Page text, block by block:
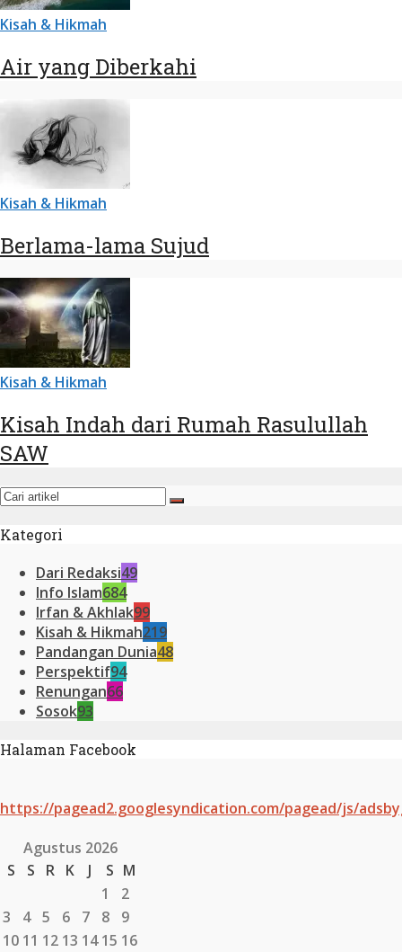
Kisah & Hikmah
Air yang Diberkahi
Kisah & Hikmah
Berlama-lama Sujud
Kisah & Hikmah
Kisah Indah dari Rumah Rasulullah
SAW
Kategori
Dari Redaksi49
Info Islam684
Irfan & Akhlak99
Kisah & Hikmah219
Pandangan Dunia48
Perspektif94
Renungan66
Sosok93
Halaman Facebook
https://pagead2.googlesyndication.com/pagead/js/
Agustus 2026
S
S R K J S M
1
2
3
4 5 6 7 8
9
10 11 12 13 14 15 16